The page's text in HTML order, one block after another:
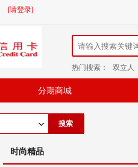
[请登录]
热门搜索： 双立人
分期商城
搜索
时尚精品